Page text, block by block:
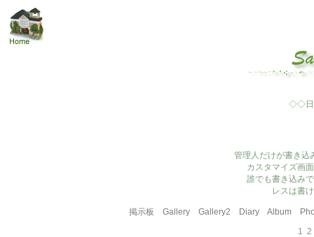
◇◇日
管理人だけが書き込
カスタマイズ画
誰でも書き込み
レスは書
掲示板 Gallery Gallery2 Diary Album
1 2